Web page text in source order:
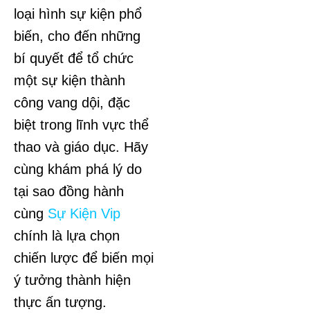
loại hình sự kiện phổ
biến, cho đến những
bí quyết để tổ chức
một sự kiện thành
công vang dội, đặc
biệt trong lĩnh vực thể
thao và giáo dục. Hãy
cùng khám phá lý do
tại sao đồng hành
cùng Sự Kiện Vip
chính là lựa chọn
chiến lược để biến mọi
ý tưởng thành hiện
thực ấn tượng.